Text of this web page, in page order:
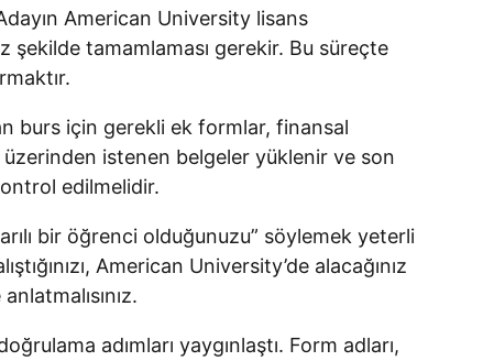
American University lisans
tamamlaması gerekir. Bu süreçte
burs için gerekli ek formlar, finansal
istenen belgeler yüklenir ve son
edilmelidir.
bir öğrenci olduğunuzu” söylemek yeterli
American University’de alacağınız
adımları yaygınlaştı. Form adları,